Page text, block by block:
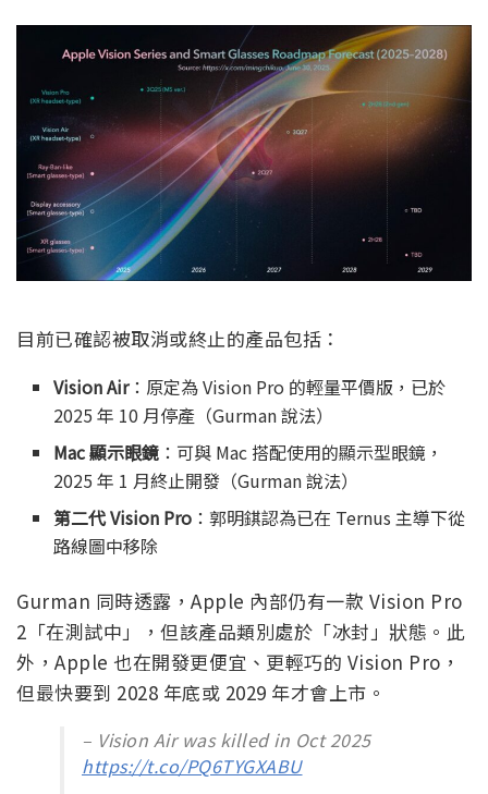
目前已確認被取消或終止的產品包括：
Vision Air：原定為 Vision Pro 的輕量平價版，已於
2025 年 10 月停產（Gurman 說法）
Mac 顯示眼鏡 ：可與 Mac 搭配使用的顯示型眼鏡，
2025 年 1 月終止開發（Gurman 說法）
第二代 Vision Pro ：郭明錤認為已在 Ternus 主導下從
路線圖中移除
Gurman 同時透露，Apple 內部仍有一款 Vision Pro
2「在測試中」，但該產品類別處於「冰封」狀態。此
外，Apple 也在開發更便宜、更輕巧的 Vision Pro，
但最快要到 2028 年底或 2029 年才會上市。
– Vision Air was killed in Oct 2025
https://t.co/PQ6TYGXABU